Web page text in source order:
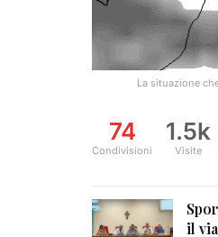
La situazione
74
Condivisioni
1.5k
Visite
il